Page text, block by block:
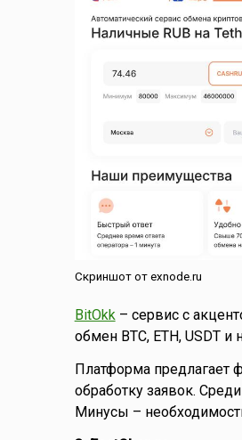
Скриншот от exnode.ru
BitOkk – сервис с
обмен BTC, ETH, USDT и
Платформа предлагает
обработку заявок.
Минусы –